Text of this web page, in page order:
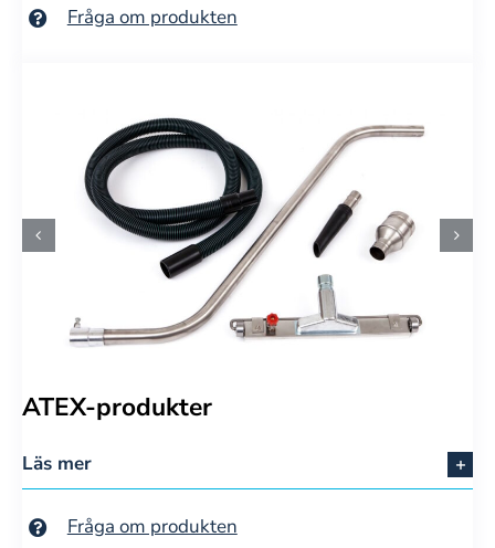
Fråga om produkten
ATEX-produkter
Läs mer
Fråga om produkten